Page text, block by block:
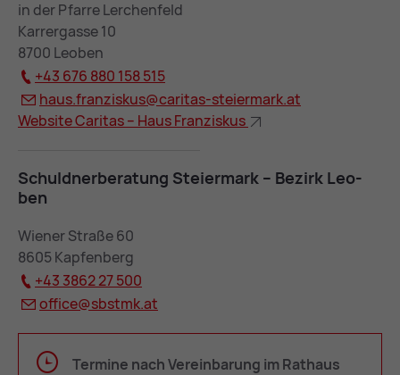
in der Pfarre Lerchenfeld
Karrergasse 10
8700 Leoben
+43 676 880 158 515
haus.fran­zis­kus@ca­ri­tas-stei­er­mark.at
Web­site Ca­ri­tas – Haus Fran­zis­kus
Schuld­ner­be­ra­tung Stei­er­mark – Be­zirk Leo­
ben
Wiener Straße 60
8605 Kapfenberg
+43 3862 27 500
of­fice@sbstmk.at
Termine nach Vereinbarung im Rathaus